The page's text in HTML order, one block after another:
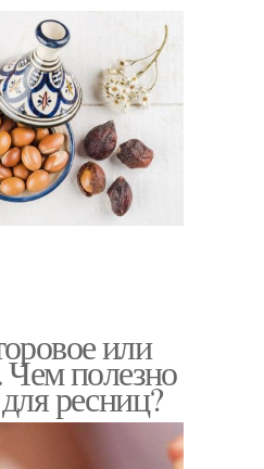
или
Чем полезно
ресниц?